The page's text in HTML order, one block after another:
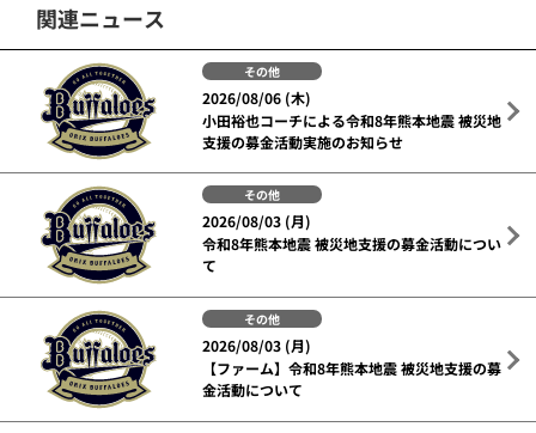
関連ニュース
その他
2026/08/06 (木)
小田裕也コーチによる令和8年熊本地震 被災地
支援の募金活動実施のお知らせ
その他
2026/08/03 (月)
令和8年熊本地震 被災地支援の募金活動につい
て
その他
2026/08/03 (月)
【ファーム】令和8年熊本地震 被災地支援の募
金活動について